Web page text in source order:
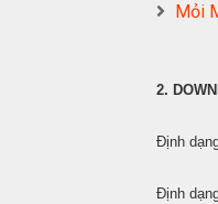
Mỏi
2.
Định
Định